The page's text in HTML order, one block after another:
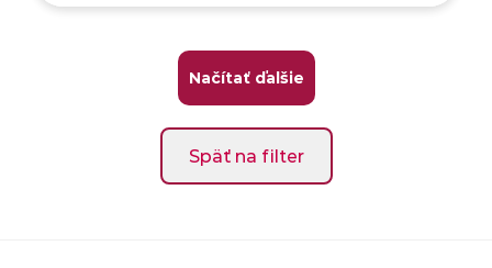
Načítať ďalšie
Späť na filter